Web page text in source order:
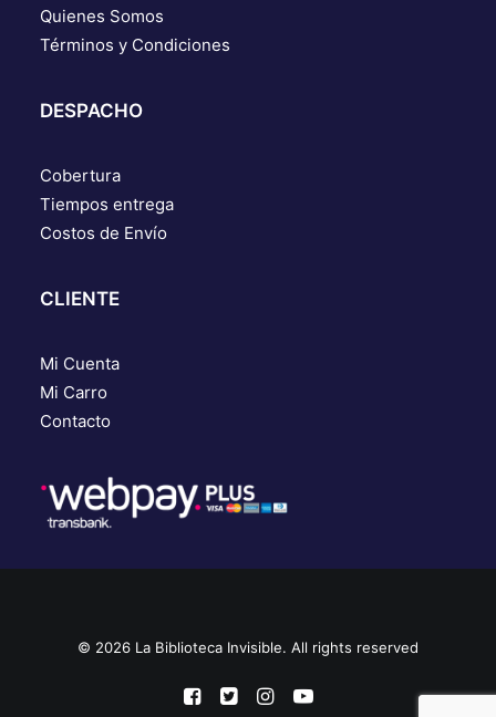
Quienes Somos
Términos y Condiciones
DESPACHO
Cobertura
Tiempos entrega
Costos de Envío
CLIENTE
Mi Cuenta
Mi Carro
Contacto
© 2026 La Biblioteca Invisible. All rights reserved